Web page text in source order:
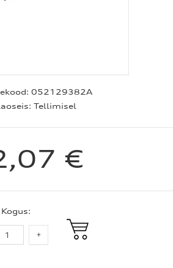
052129382A
Tellimisel
€
Kogus: